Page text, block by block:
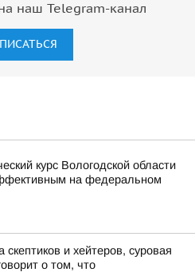
наш Telegram-канал
курс Вологодской области
на федеральном
скептиков и хейтеров, суровая
о том, что